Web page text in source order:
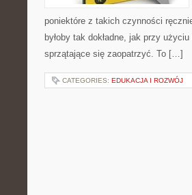
poniektóre z takich czynności
byłoby tak dokładne, jak przy
sprzątające się zaopatrzyć. To […]
CATEGORIES: EDUKACJA I ROZWÓJ